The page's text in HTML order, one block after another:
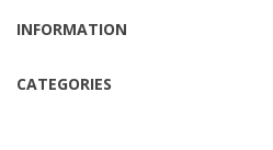
INFORMATION
CATEGORIES